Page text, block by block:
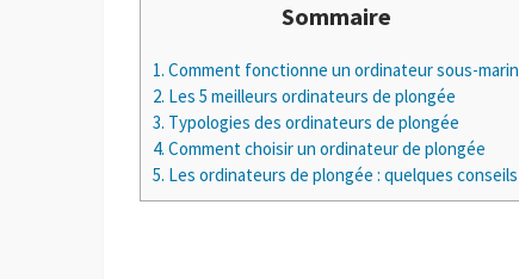
Sommaire
1. Comment fonctionne un ordinateur sous-marin
2. Les 5 meilleurs ordinateurs de plongée
3. Typologies des ordinateurs de plongée
4. Comment choisir un ordinateur de plongée
5. Les ordinateurs de plongée : quelques conseils